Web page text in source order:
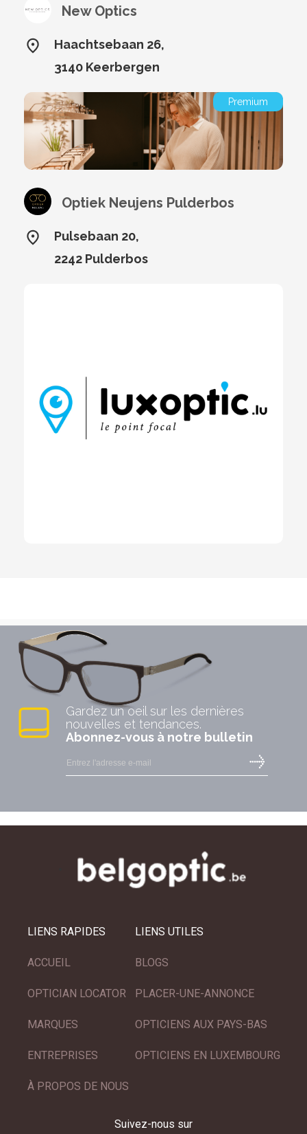
New Optics
Haachtsebaan 26,
3140 Keerbergen
Premium
Optiek Neujens Pulderbos
Pulsebaan 20,
2242 Pulderbos
Gardez un oeil sur les dernières
nouvelles et tendances.
Abonnez-vous à notre bulletin
LIENS RAPIDES
ACCUEIL
OPTICIAN LOCATOR
MARQUES
ENTREPRISES
À PROPOS DE NOUS
LIENS UTILES
BLOGS
PLACER-UNE-ANNONCE
OPTICIENS AUX PAYS-BAS
OPTICIENS EN LUXEMBOURG
Suivez-nous sur